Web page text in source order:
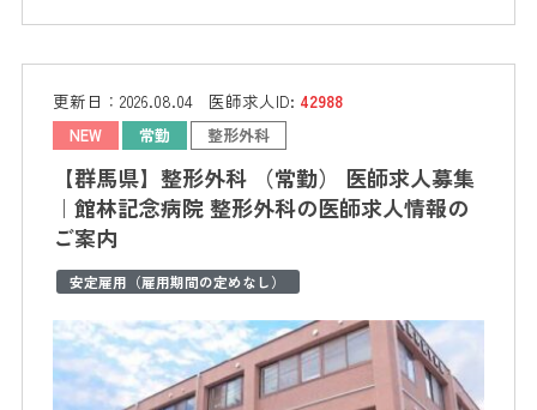
更新日： 2026.08.04 医師求人ID: 42988
NEW 常勤 整形外科
【群馬県】整形外科 （常勤） 医師求人募集
｜館林記念病院 整形外科の医師求人情報の
ご案内
安定雇用（雇用期間の定めなし）